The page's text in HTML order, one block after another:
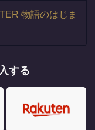
物語のはじま
する